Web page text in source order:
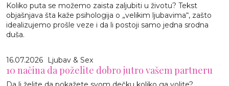
Koliko puta se možemo zaista zaljubiti u životu? Tekst
objašnjava šta kaže psihologija o „velikim ljubavima“, zašto
idealizujemo prošle veze i da li postoji samo jedna srodna
duša.
16.07.2026 Ljubav & Sex
10 načina da poželite dobro jutro vašem partneru